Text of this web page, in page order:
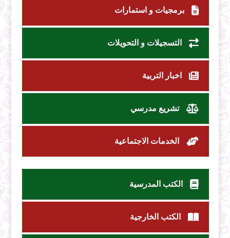
برمجيات و استمارات
التسجيلات و التحويلات
اخبار التربية
تشريع مدرسي
الخدمات الاجتماعية
الكتب المدرسية
الكتب الخارجية